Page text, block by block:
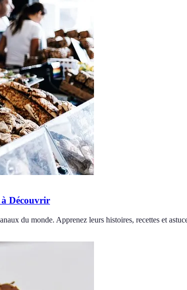
à Découvrir
du monde. Apprenez leurs histoires, recettes et